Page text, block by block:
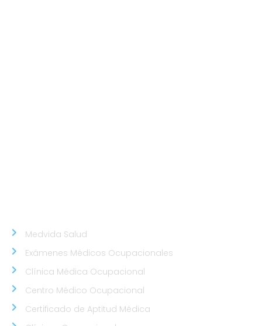
Medvida Salud
Exámenes Médicos Ocupacionales
Clínica Médica Ocupacional
Centro Médico Ocupacional
Certificado de Aptitud Médica